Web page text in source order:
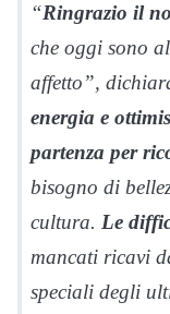
“Ringrazio il
che oggi sono
affetto”,
energia e
partenza per
bisogno di
cultura. Le
mancati ricavi
speciali degli